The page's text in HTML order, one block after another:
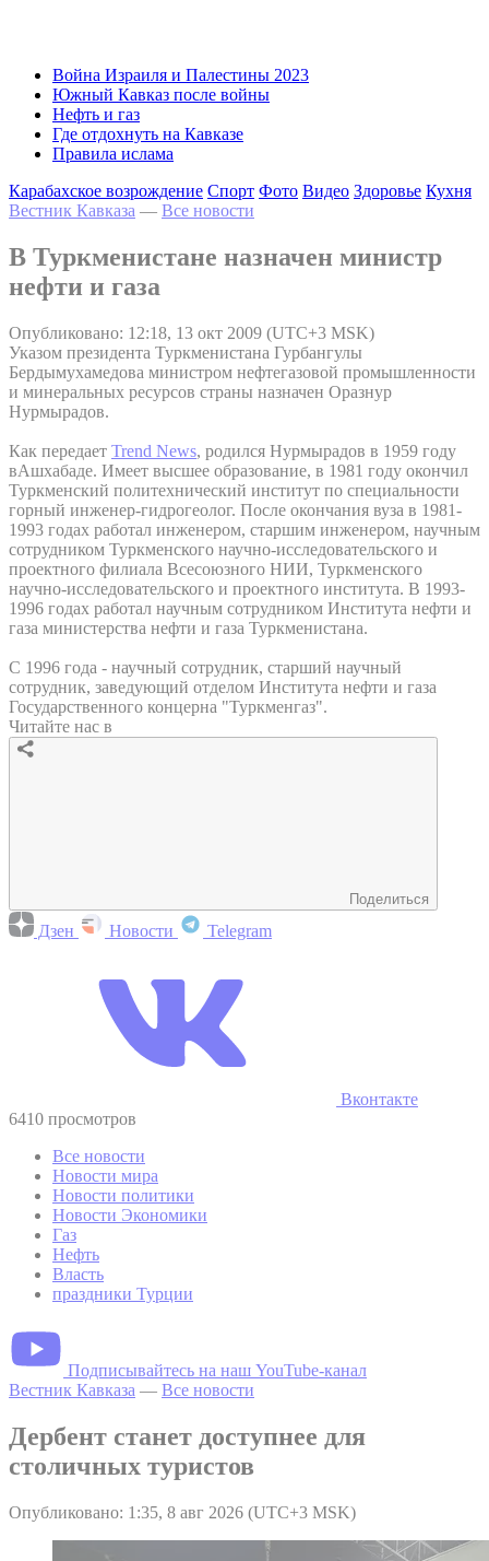
Война Израиля и Палестины 2023
Южный Кавказ после войны
Нефть и газ
Где отдохнуть на Кавказе
Правила ислама
Карабахское возрождение Спорт Фото Видео Здоровье Кухня
Вестник Кавказа — Все новости
В Туркменистане назначен министр
нефти и газа
Опубликовано: 12:18, 13 окт 2009 (UTC+3 MSK)
Указом президента Туркменистана Гурбангулы
Бердымухамедова министром нефтегазовой промышленности
и минеральных ресурсов страны назначен Оразнур
Нурмырадов.
Как передает Trend News, родился Нурмырадов в 1959 году
вАшхабаде. Имеет высшее образование, в 1981 году окончил
Туркменский политехнический институт по специальности
горный инженер-гидрогеолог. После окончания вуза в 1981-
1993 годах работал инженером, старшим инженером, научным
сотрудником Туркменского научно-исследовательского и
проектного филиала Всесоюзного НИИ, Туркменского
научно-исследовательского и проектного института. В 1993-
1996 годах работал научным сотрудником Института нефти и
газа министерства нефти и газа Туркменистана.
С 1996 года - научный сотрудник, старший научный
сотрудник, заведующий отделом Института нефти и газа
Государственного концерна "Туркменгаз".
Читайте нас в
Поделиться
Дзен Новости Telegram
Вконтакте
6410 просмотров
Все новости
Новости мира
Новости политики
Новости Экономики
Газ
Нефть
Власть
праздники Турции
Подписывайтесь на наш YouTube-канал
Вестник Кавказа — Все новости
Дербент станет доступнее для
столичных туристов
Опубликовано: 1:35, 8 авг 2026 (UTC+3 MSK)